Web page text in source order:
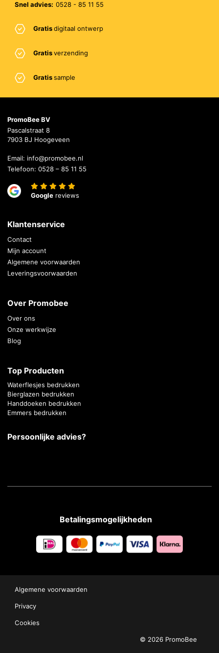
Snel advies: 0528 - 85 11 55
Gratisdigitaal ontwerp
Gratisverzending
Gratissample
PromoBee BV
Pascalstraat 8
7903 BJ Hoogeveen
Email: info@promobee.nl
Telefoon: 0528 – 85 11 55
Google reviews
Klantenservice
Contact
Mijn account
Algemene voorwaarden
Leveringsvoorwaarden
Over Promobee
Over ons
Onze werkwijze
Blog
Top Producten
Waterflesjes bedrukken
Bierglazen bedrukken
Handdoeken bedrukken
Emmers bedrukken
Persoonlijke advies?
Betalingsmogelijkheden
Algemene voorwaarden
Privacy
Cookies
© 2026 PromoBee